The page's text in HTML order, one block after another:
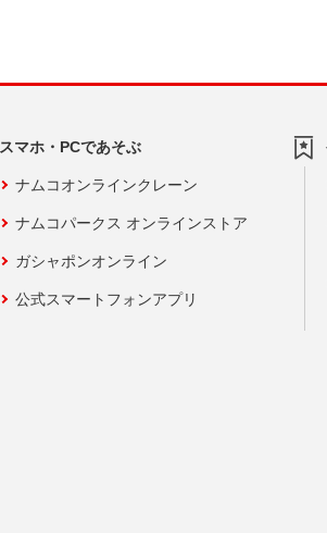
スマホ・PCであそぶ
ナムコオンラインクレーン
ナムコパークス オンラインストア
ガシャポンオンライン
公式スマートフォンアプリ